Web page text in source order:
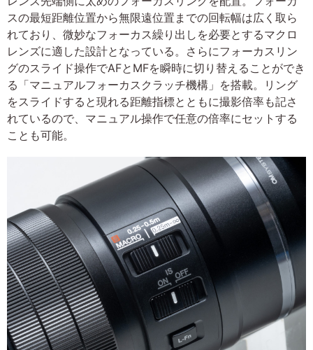
スの最短距離位置から無限遠位置までの回転幅は広く取ら
れており、微妙なフォーカス繰り出しを必要とするマクロ
レンズに適した設計となっている。さらにフォーカスリン
グのスライド操作でAFとMFを瞬時に切り替えることができ
る「マニュアルフォーカスクラッチ機構」を搭載。リング
をスライドすると現れる距離指標とともに撮影倍率も記さ
れているので、マニュアル操作で任意の倍率にセットする
ことも可能。